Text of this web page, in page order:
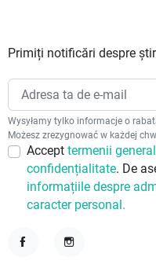
Primiți notificări despre
Wysyłamy tylko informacje o
Możesz zrezygnować w każdej
Accept termenii
confidențialitate. De
informațiile despre
caracter personal.